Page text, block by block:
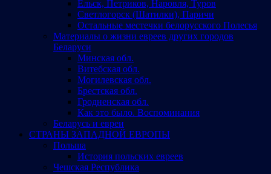
Ельск, Петриков, Наровля, Туров
Светлогорск (Шатилки), Паричи
Остальные местечки белорусского Полесья
Материалы о жизни евреев других городов
Беларуси
Минская обл.
Витебская обл.
Могилевская обл.
Брестская обл.
Гродненская обл.
Как это было. Воспоминания
Беларусь и евреи
СТРАНЫ ЗАПАДНОЙ ЕВРОПЫ
Польша
История польских евреев
Чешская Республика